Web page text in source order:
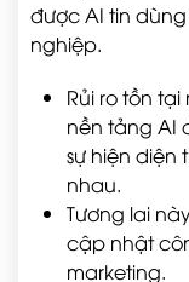
được AI tin
nghiệp.
Rủi ro tồn
nền tảng AI
sự hiện diện
nhau.
Tương lai
cập nhật
marketing.